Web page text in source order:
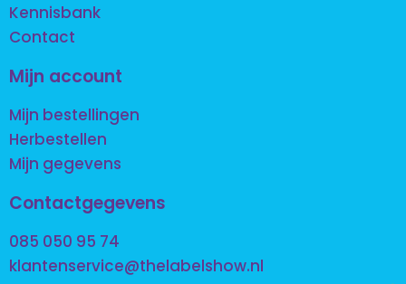
Kennisbank
Contact
Mijn account
Mijn bestellingen
Herbestellen
Mijn gegevens
Contactgegevens
085 050 95 74
klantenservice@thelabelshow.nl